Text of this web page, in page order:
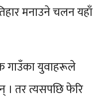
मनाउने चलन यहाँ
गाउँका युवाहरूले
। तर त्यसपछि फेरि